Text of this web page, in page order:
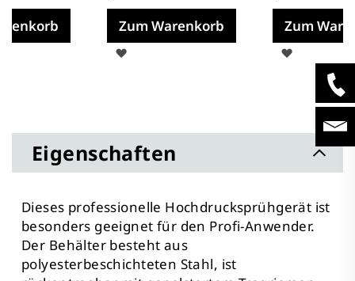
Zum Warenkorb
Zum
Eigenschaften
Dieses professionelle Hochdrucksprühgerät ist
besonders geeignet für den Profi-Anwender.
Der Behälter besteht aus
polyesterbeschichteten Stahl, ist